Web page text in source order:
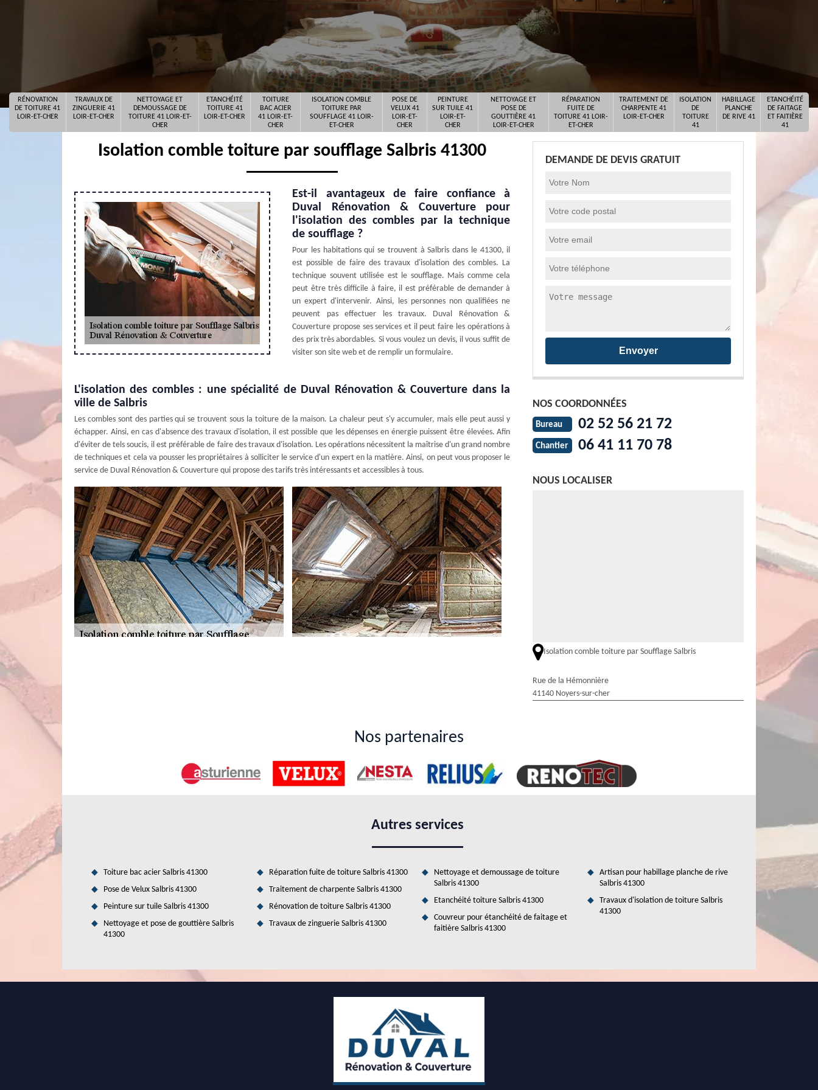
RÉNOVATION
DE TOITURE 41
LOIR-ET-CHER
TRAVAUX DE
ZINGUERIE 41
LOIR-ET-CHER
NETTOYAGE ET
DEMOUSSAGE DE
TOITURE 41 LOIR-ET-
CHER
ETANCHÉITÉ
TOITURE 41
LOIR-ET-CHER
TOITURE
BAC ACIER
41 LOIR-ET-
CHER
ISOLATION COMBLE
TOITURE PAR
SOUFFLAGE 41 LOIR-
ET-CHER
POSE DE
VELUX 41
LOIR-ET-
CHER
PEINTURE
SUR TUILE 41
LOIR-ET-
CHER
NETTOYAGE ET
POSE DE
GOUTTIÈRE 41
LOIR-ET-CHER
RÉPARATION
FUITE DE
TOITURE 41 LOIR-
ET-CHER
TRAITEMENT DE
CHARPENTE 41
LOIR-ET-CHER
ISOLATION
DE
TOITURE
41
HABILLAGE
PLANCHE
DE RIVE 41
ETANCHÉITÉ
DE FAITAGE
ET FAITIÈRE
41
Isolation comble toiture par soufflage Salbris 41300
Est-il avantageux de faire confiance à
Duval Rénovation & Couverture pour
l'isolation des combles par la technique
de soufflage ?
Pour les habitations qui se trouvent à Salbris dans le 41300, il
est possible de faire des travaux d'isolation des combles. La
technique souvent utilisée est le soufflage. Mais comme cela
peut être très difficile à faire, il est préférable de demander à
un expert d'intervenir. Ainsi, les personnes non qualifiées ne
peuvent pas effectuer les travaux. Duval Rénovation &
Couverture propose ses services et il peut faire les opérations à
des prix très abordables. Si vous voulez un devis, il vous suffit de
visiter son site web et de remplir un formulaire.
L'isolation des combles : une spécialité de Duval Rénovation & Couverture dans la
ville de Salbris
Les combles sont des parties qui se trouvent sous la toiture de la maison. La chaleur peut s'y accumuler, mais elle peut aussi y
échapper. Ainsi, en cas d'absence des travaux d'isolation, il est possible que les dépenses en énergie puissent être élevées. Afin
d'éviter de tels soucis, il est préférable de faire des travaux d'isolation. Les opérations nécessitent la maîtrise d'un grand nombre
de techniques et cela va pousser les propriétaires à solliciter le service d'un expert en la matière. Ainsi, on peut vous proposer le
service de Duval Rénovation & Couverture qui propose des tarifs très intéressants et accessibles à tous.
en main les opérations. C'est pour cela qu'on vous propose le service de Duval Rénovation & Couverture. N'oubliez pas que le
L'isolation soufflée des combles perdus dans la ville de Salbris
C'est par les combles perdus que peut s'échapper la chaleur. En effet, il est possible de les isoler et il existe un grand nombre de
proposer des tarifs qui sont accessibles à tous. De plus, il peut proposer des prix qui seront abordables. Pour ce qui concerne le
À qui peut-on faire confiance pour l'isolation des combles dans la ville de Salbris ?
La technicité des travaux d'isolation des combles est à souligner. En effet, il est indispensable de faire ces types d'interventions
pour des raisons de réduction des dépenses en énergie. En effet, il est indispensable de solliciter le service d'un expert qui
maîtrise toutes les astuces pour la garantie d'une meilleure qualité de travail. N'oubliez pas qu'il peut proposer des prix qui sont
DEMANDE DE DEVIS GRATUIT
NOS COORDONNÉES
Bureau 02 52 56 21 72
Chantier 06 41 11 70 78
NOUS LOCALISER
Isolation comble toiture par Soufflage Salbris
Rue de la Hémonnière
41140 Noyers-sur-cher
Nos partenaires
Autres services
Toiture bac acier Salbris 41300
Pose de Velux Salbris 41300
Peinture sur tuile Salbris 41300
Nettoyage et pose de gouttière Salbris
41300
Réparation fuite de toiture Salbris 41300
Traitement de charpente Salbris 41300
Rénovation de toiture Salbris 41300
Travaux de zinguerie Salbris 41300
Nettoyage et demoussage de toiture
Salbris 41300
Etanchéité toiture Salbris 41300
Couvreur pour étanchéité de faitage et
faitière Salbris 41300
Artisan pour habillage planche de rive
Salbris 41300
Travaux d'isolation de toiture Salbris
41300